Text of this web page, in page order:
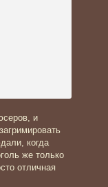
и
когда
же только
отличная